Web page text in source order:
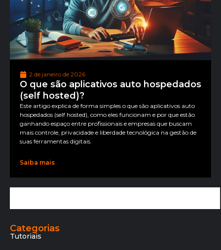
2 de janeiro de 2026
O que são aplicativos auto hospedados
(self hosted)?
Este artigo explica de forma simples o que são aplicativos auto
hospedados (self hosted), como eles funcionam e por que estão
ganhando espaço entre profissionais e empresas que buscam
mais controle, privacidade e liberdade tecnológica na gestão de
suas ferramentas digitais.
Saiba mais
Categorias
Tutoriais